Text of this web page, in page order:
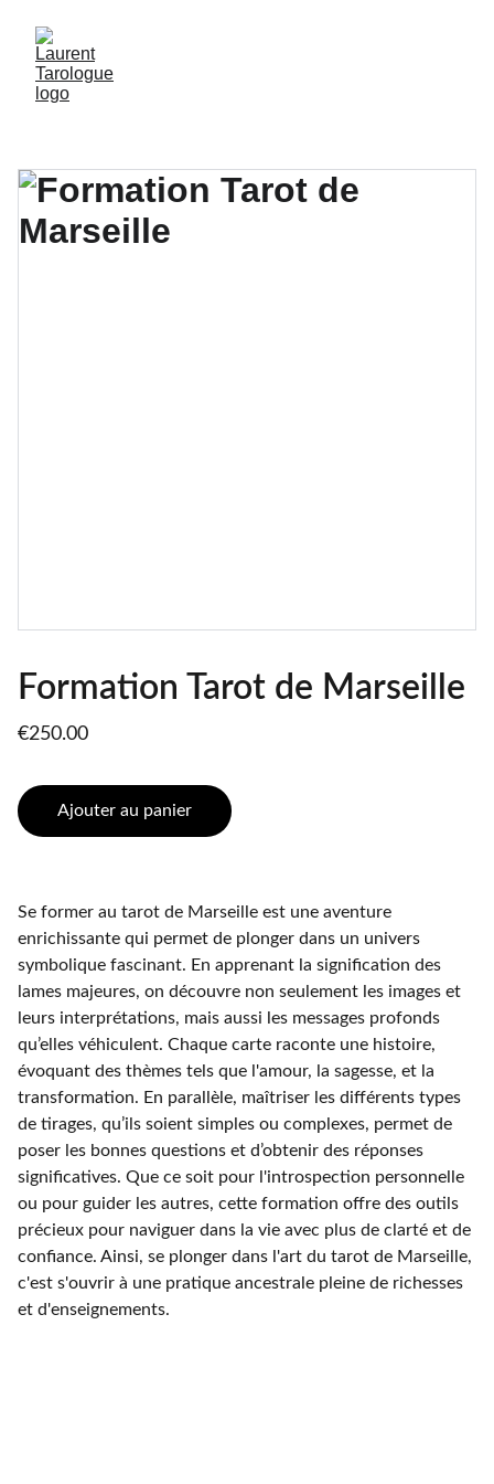
Formation Tarot de Marseille
€250.00
Ajouter au panier
Se former au tarot de Marseille est une aventure
enrichissante qui permet de plonger dans un univers
symbolique fascinant. En apprenant la signification des
lames majeures, on découvre non seulement les images et
leurs interprétations, mais aussi les messages profonds
qu’elles véhiculent. Chaque carte raconte une histoire,
évoquant des thèmes tels que l'amour, la sagesse, et la
transformation. En parallèle, maîtriser les différents types
de tirages, qu’ils soient simples ou complexes, permet de
poser les bonnes questions et d’obtenir des réponses
significatives. Que ce soit pour l'introspection personnelle
ou pour guider les autres, cette formation offre des outils
précieux pour naviguer dans la vie avec plus de clarté et de
confiance. Ainsi, se plonger dans l'art du tarot de Marseille,
c'est s'ouvrir à une pratique ancestrale pleine de richesses
et d'enseignements.